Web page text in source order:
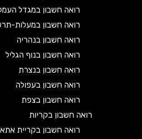
רואה חשבון במגדל העמק
רואה חשבון במעלות-תרשיחא
רואה חשבון בנהריה
רואה חשבון בנוף הגליל
רואה חשבון בנצרת
רואה חשבון בעפולה
רואה חשבון בצפת
רואה חשבון בקריות
רואה חשבון בקריית אתא